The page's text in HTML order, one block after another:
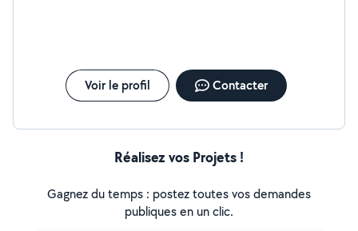
Voir le profil Contacter
Réalisez vos Projets !
Gagnez du temps : postez toutes vos demandes
publiques en un clic.